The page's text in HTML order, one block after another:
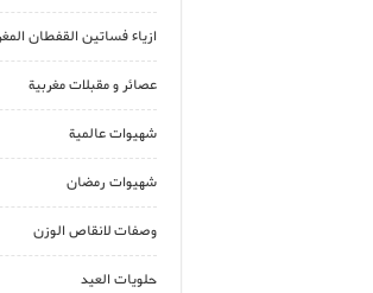
ازياء فساتين القفطان
عصائر و مقبلات مغربية
شهيوات عالمية
شهيوات رمضان
وصفات لانقاص الوزن
حلويات العيد